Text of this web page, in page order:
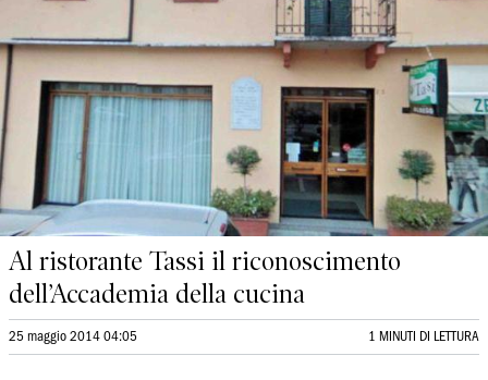
Al ristorante Tassi il riconoscimento
dell’Accademia della cucina
25 maggio 2014 04:05 1 MINUTI DI LETTURA